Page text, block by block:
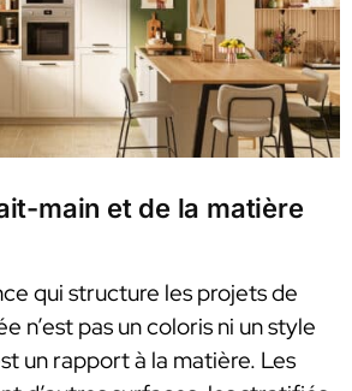
main et de la matière
qui structure les projets de
n’est pas un coloris ni un style
un rapport à la matière. Les